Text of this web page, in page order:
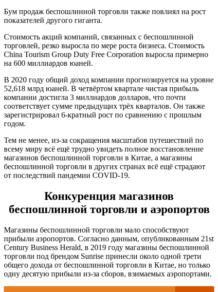
Бум продаж беспошлинной торговли также повлиял на рост
показателей другого гиганта.
Стоимость акций компаний, связанных с беспошлинной
торговлей, резко выросла по мере роста бизнеса. Стоимость
China Tourism Group Duty Free Corporation выросла примерно
на 600 миллиардов юаней.
В 2020 году общий доход компании прогнозируется на уровне
52,618 млрд юаней. В четвёртом квартале чистая прибыль
компании достигла 3 миллиардов долларов, что почти
соответствует сумме предыдущих трёх кварталов. Он также
зарегистрировал 6-кратный рост по сравнению с прошлым
годом.
Тем не менее, из-за сокращения масштабов путешествий по
всему миру всё ещё трудно увидеть полное восстановление
магазинов беспошлинной торговли в Китае, а магазины
беспошлинной торговли в других странах всё ещё страдают
от последствий пандемии COVID-19.
Конкуренция магазинов
беспошлинной торговли и аэропортов
Магазины беспошлинной торговли мало способствуют
прибыли аэропортов. Согласно данным, опубликованным 21st
Century Business Herald, в 2019 году магазины беспошлинной
торговли под брендом Sunrise принесли около одной трети
общего дохода от беспошлинной торговли в Китае, но только
одну десятую прибыли из-за сборов, взимаемых аэропортами.